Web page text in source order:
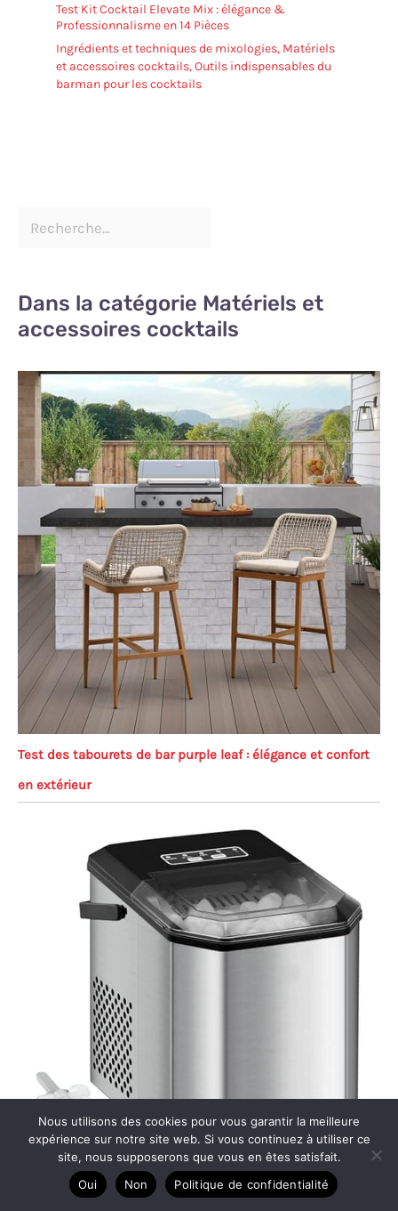
Test Kit Cocktail Elevate Mix : élégance &
Professionnalisme en 14 Pièces
Ingrédients et techniques de mixologies, Matériels
et accessoires cocktails,Outils indispensables du
barman pour les cocktails
Dans la catégorie Matériels et
accessoires cocktails
Test des tabourets de bar purple leaf : élégance et confort
en extérieur
Test : machine à glaçons 120 W, efficacité express
Nous utilisons des cookies pour vous garantir la meilleure
expérience sur notre site web. Si vous continuez à utiliser ce
site, nous supposerons que vous en êtes satisfait.
Oui
Non Politique de confidentialité